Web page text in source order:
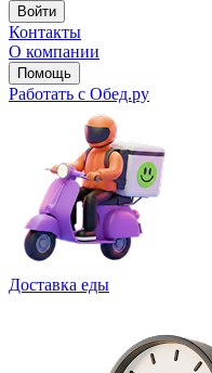
Войти
Контакты
О компании
Помощь
Работать с Обед.ру
Доставка еды